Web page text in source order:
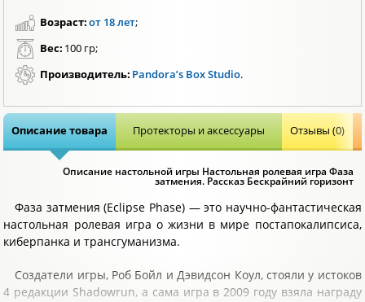
Возраст:от 18 лет;
Вес: 100 гр;
Производитель: Pandora’s Box Studio.
Описание товара Протекторы и аксессуары Отзывы (0)
Описание настольной игры Настольная ролевая игра Фаза
затмения. Рассказ Бескрайний горизонт
Фаза затмения (Eclipse Phase) — это научно-фантастическая
настольная ролевая игра о жизни в мире постапокалипсиса,
киберпанка и трансгуманизма.
Создатели игры, Роб Бойл и Дэвидсон Коул, стояли у истоков
4 редакции Shadowrun, а сама игра в 2009 году взяла награду